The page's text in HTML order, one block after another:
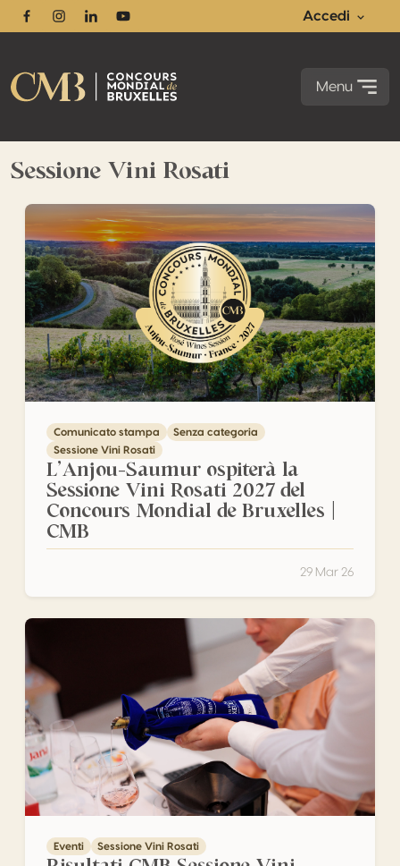
FacebookInstagram
LinkedinYoutube
Accedi
Menu
Sessione Vini Rosati
L’Anjou-Saumur ospiterà la Sessione Vini Rosati 2027 del
Comunicato stampa
Senza categoria
Sessione Vini Rosati
L’Anjou-Saumur ospiterà la
Sessione Vini Rosati 2027 del
Concours Mondial de Bruxelles |
CMB
29 Mar 26
Risultati CMB Sessione Vini Rosati: il miglior vino rosato al
Eventi Sessione Vini Rosati